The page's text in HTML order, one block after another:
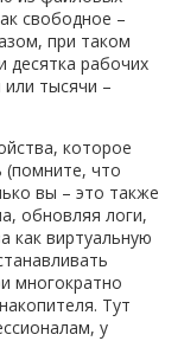
свободное –
при таком
десятка рабочих
тысячи –
которое
(помните, что
вы – это также
обновляя логи,
как виртуальную
многократно
Тут
у